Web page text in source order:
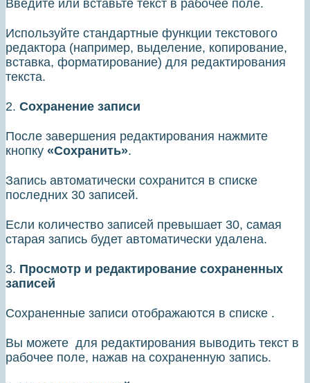
Введите или вставьте текст в рабочее поле.
Используйте стандартные функции текстового
редактора (например, выделение, копирование,
вставка, форматирование) для редактирования
текста.
2. Сохранение записи
После завершения редактирования нажмите
кнопку «Сохранить».
Запись автоматически сохранится в списке
последних 30 записей.
Если количество записей превышает 30, самая
старая запись будет автоматически удалена.
3. Просмотр и редактирование сохраненных
записей
Сохраненные записи отображаются в списке .
Вы можете для редактирования выводить текст в
рабочее поле, нажав на сохраненную запись.